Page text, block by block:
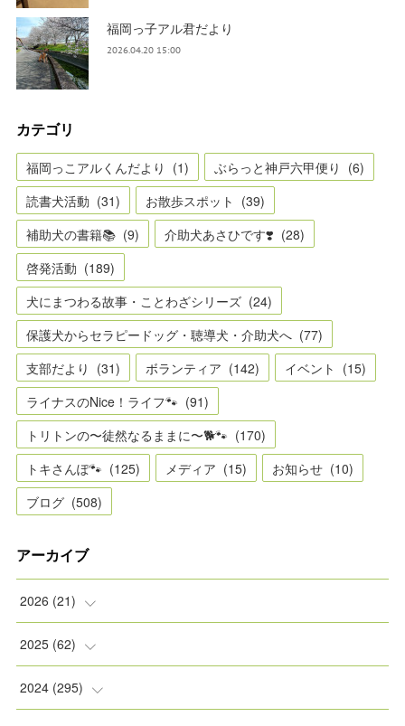
福岡っ子アル君だより
2026.04.20 15:00
カテゴリ
福岡っこアルくんだより (1) ぶらっと神戸六甲便り (6)
読書犬活動 (31) お散歩スポット (39)
補助犬の書籍📚 (9) 介助犬あさひです❣️ (28)
啓発活動 (189)
犬にまつわる故事・ことわざシリーズ (24)
保護犬からセラピードッグ・聴導犬・介助犬へ (77)
支部だより (31) ボランティア (142) イベント (15)
ライナスのNice！ライフ🐾 (91)
トリトンの〜徒然なるままに〜🐕🐾 (170)
トキさんぽ🐾 (125) メディア (15) お知らせ (10)
ブログ (508)
アーカイブ
2026 (21)
(2)
(2)
2025 (62)
(8)
2024 (295)